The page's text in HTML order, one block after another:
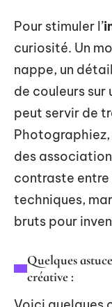
Pour stimuler l’
curiosité. Un
nappe, un
de couleurs
peut servir de
des
contraste
techniques,
bruts pour
Quelques
créative :